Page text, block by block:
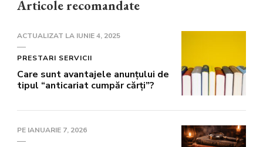
Articole recomandate
ACTUALIZAT LA IUNIE 4, 2025
PRESTARI SERVICII
Care sunt avantajele anunțului de
tipul “anticariat cumpăr cărți”?
PE IANUARIE 7, 2026